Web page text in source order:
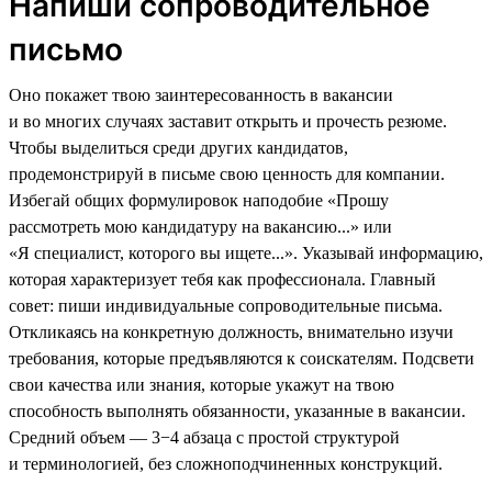
письмо
Оно покажет твою заинтересованность в вакансии
и во многих случаях заставит открыть и прочесть резюме.
Чтобы выделиться среди других кандидатов,
продемонстрируй в письме свою ценность для компании.
Избегай общих формулировок наподобие «Прошу
рассмотреть мою кандидатуру на вакансию...» или
«Я специалист, которого вы ищете...». Указывай информацию,
которая характеризует тебя как профессионала. Главный
совет: пиши индивидуальные сопроводительные письма.
Откликаясь на конкретную должность, внимательно изучи
требования, которые предъявляются к соискателям. Подсвети
свои качества или знания, которые укажут на твою
способность выполнять обязанности, указанные в вакансии.
Средний объем — 3−4 абзаца с простой структурой
и терминологией, без сложноподчиненных конструкций.